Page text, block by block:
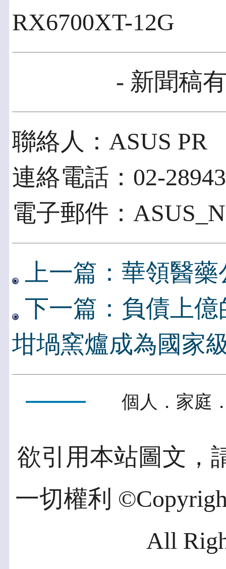
RX6700XT-12G
- 新聞稿
聯絡人：ASUS PR
連絡電話：02-
電子郵件：
上一篇：華領醫
下一篇：負債上
坩堝窯爐成為國家
個人．家庭
欲引用本站圖文，
一切權利
All